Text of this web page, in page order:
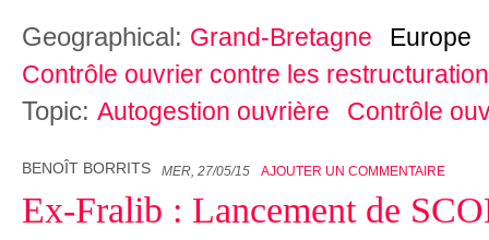
Geographical: Grand-Bretagne
Europe
Contrôle ouvrier contre les
Topic: Autogestion ouvrière Contrôle
BENOÎT BORRITS MER, 27/05/15 AJOUTER UN COMMENTAIRE
Ex-Fralib : Lancement de